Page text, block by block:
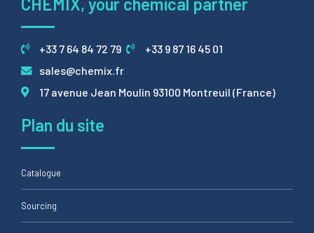
CHEMIX, your chemical partner
+33 7 64 84 72 79
+33 9 87 16 45 01
sales@chemix.fr
17 avenue Jean Moulin 93100 Montreuil (France)
Plan du site
Catalogue
Sourcing